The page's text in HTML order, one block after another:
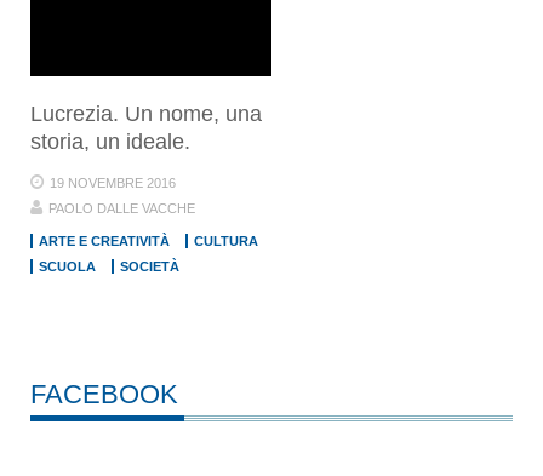
Lucrezia. Un nome, una
storia, un ideale.
19 NOVEMBRE 2016
PAOLO DALLE VACCHE
ARTE E CREATIVITÀ
CULTURA
SCUOLA
SOCIETÀ
FACEBOOK